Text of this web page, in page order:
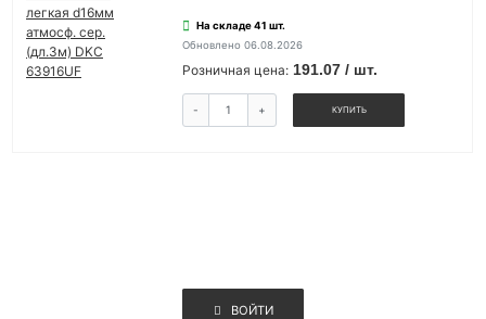
На складе 41 шт.
Обновлено 06.08.2026
Розничная цена: 191.07 / шт.
- + КУПИТЬ
ВОЙТИ